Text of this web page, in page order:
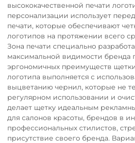
высококачественной печати
персонализации использует
печати, которые обеспечивают
логотипов на протяжении всего
Зона печати специально
максимальной видимости бренда
эргономичных преимуществ
логотипа выполняется с
выцветанию чернил, которые не
регулярном использовании и
делает щетку идеальным
для салонов красоты, брендов в
профессиональных стилистов,
присутствие своего бренда.